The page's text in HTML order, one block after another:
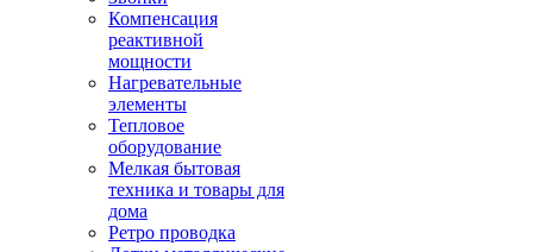
Компенсация
реактивной
мощности
Нагревательные
элементы
Тепловое
оборудование
Мелкая бытовая
техника и товары для
дома
Ретро проводка